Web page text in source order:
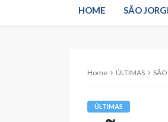
HOME SÃO
Home ÚLTIMAS SÃO
ÚLTIMAS